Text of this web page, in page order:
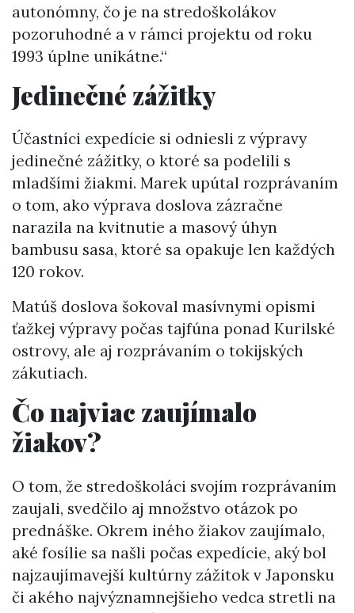
autonómny, čo je na stredoškolákov
pozoruhodné a v rámci projektu od roku
1993 úplne unikátne.“
Jedinečné zážitky
Účastníci expedície si odniesli z výpravy
jedinečné zážitky, o ktoré sa podelili s
mladšími žiakmi. Marek upútal rozprávaním
o tom, ako výprava doslova zázračne
narazila na kvitnutie a masový úhyn
bambusu sasa, ktoré sa opakuje len každých
120 rokov.
Matúš doslova šokoval masívnymi opismi
ťažkej výpravy počas tajfúna ponad Kurilské
ostrovy, ale aj rozprávaním o tokijských
zákutiach.
Čo najviac zaujímalo
žiakov?
O tom, že stredoškoláci svojím rozprávaním
zaujali, svedčilo aj množstvo otázok po
prednáške. Okrem iného žiakov zaujímalo,
aké fosílie sa našli počas expedície, aký bol
najzaujímavejší kultúrny zážitok v Japonsku
či akého najvýznamnejšieho vedca stretli na